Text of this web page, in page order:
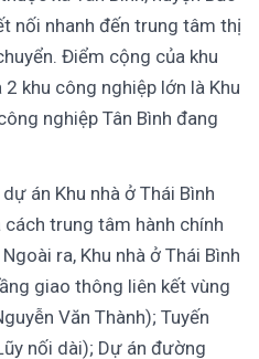
nối nhanh đến trung tâm thị
Điểm cộng của khu
khu công nghiệp lớn là Khu
nghiệp Tân Bình đang
án Khu nhà ở Thái Bình
trung tâm hành chính
ra, Khu nhà ở Thái Bình
giao thông liên kết vùng
Văn Thành); Tuyến
nối dài); Dự án đường